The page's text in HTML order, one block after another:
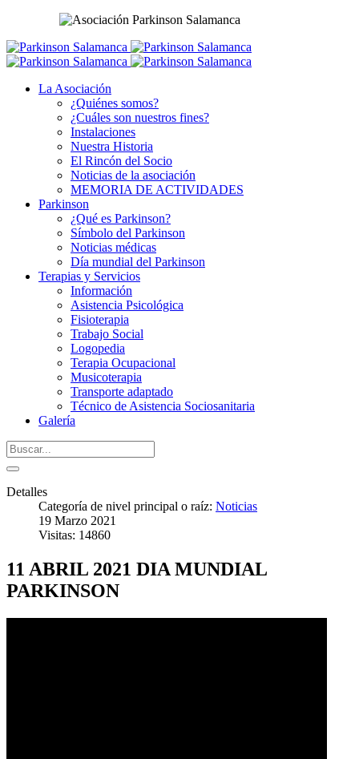
La Asociación
¿Quiénes somos?
¿Cuáles son nuestros fines?
Instalaciones
Nuestra Historia
El Rincón del Socio
Noticias de la asociación
MEMORIA DE ACTIVIDADES
Parkinson
¿Qué es Parkinson?
Símbolo del Parkinson
Noticias médicas
Día mundial del Parkinson
Terapias y Servicios
Información
Asistencia Psicológica
Fisioterapia
Trabajo Social
Logopedia
Terapia Ocupacional
Musicoterapia
Transporte adaptado
Técnico de Asistencia Sociosanitaria
Galería
Detalles
Categoría de nivel principal o raíz: Noticias
19 Marzo 2021
Visitas: 14860
11 ABRIL 2021 DIA MUNDIAL
PARKINSON